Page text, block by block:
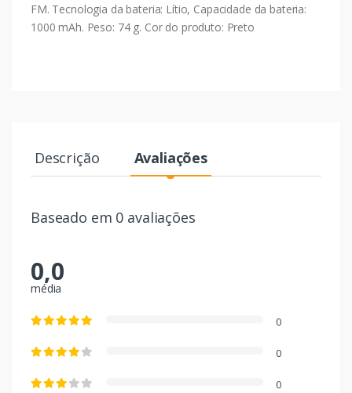
FM. Tecnologia da bateria: Lítio, Capacidade da bateria:
1000 mAh. Peso: 74 g. Cor do produto: Preto
Descrição Avaliações
Baseado em 0 avaliações
0,0
média
0
0
0